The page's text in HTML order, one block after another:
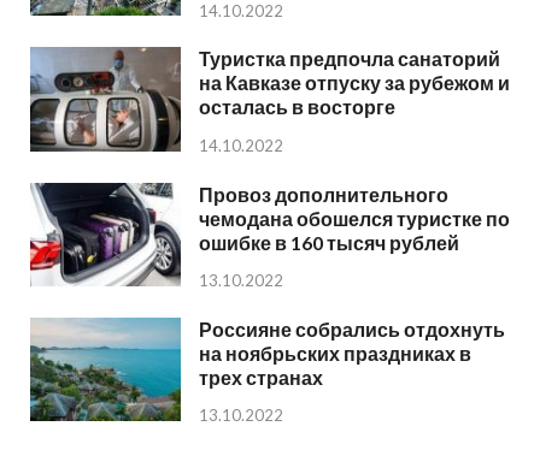
14.10.2022
Туристка предпочла санаторий
на Кавказе отпуску за рубежом и
осталась в восторге
14.10.2022
Провоз дополнительного
чемодана обошелся туристке по
ошибке в 160 тысяч рублей
13.10.2022
Россияне собрались отдохнуть
на ноябрьских праздниках в
трех странах
13.10.2022